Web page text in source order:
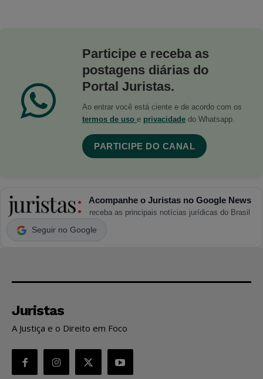
Participe e receba as
postagens diárias do
Portal Juristas.
Ao entrar você está ciente e de acordo com os
termos de uso e privacidade do Whatsapp.
PARTICIPE DO CANAL
Acompanhe o Juristas no Google News
receba as principais notícias jurídicas do Brasil
Seguir no Google
Juristas
A Justiça e o Direito em Foco